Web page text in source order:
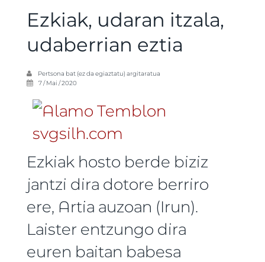
Ezkiak, udaran itzala,
udaberrian eztia
Pertsona bat (ez da egiaztatu) argitaratua
7 / Mai / 2020
Ezkiak hosto berde biziz
jantzi dira dotore berriro
ere, Artia auzoan (Irun).
Laister entzungo dira
euren baitan babesa